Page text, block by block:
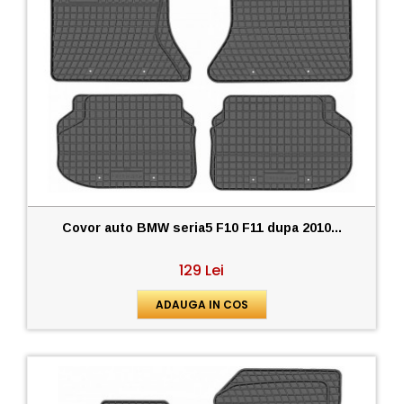
Covor auto BMW seria5 F10 F11 dupa 2010...
129 Lei
ADAUGA IN COS